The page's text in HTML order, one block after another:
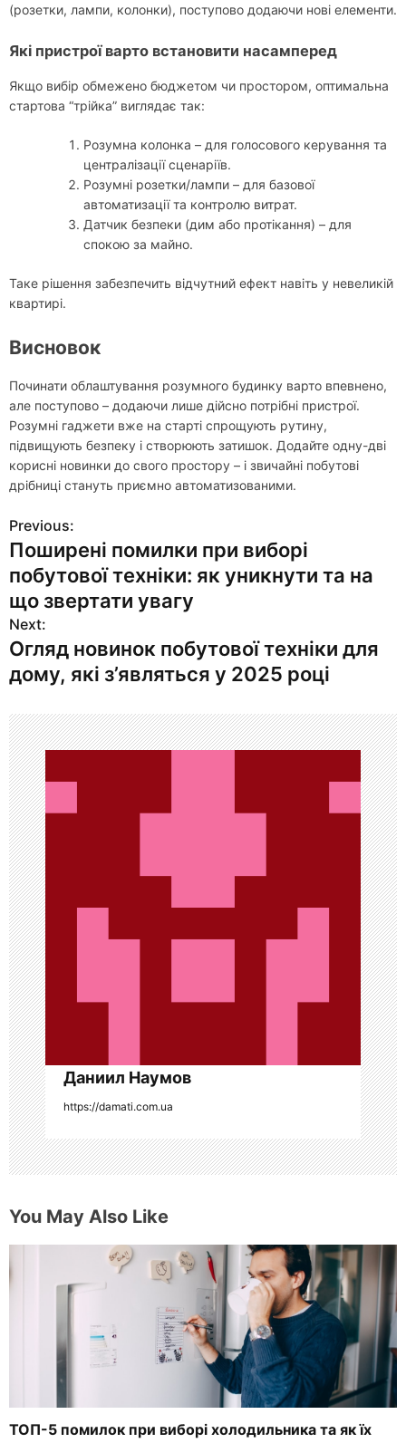
(розетки, лампи, колонки), поступово додаючи нові елементи.
Які пристрої варто встановити насамперед
Якщо вибір обмежено бюджетом чи простором, оптимальна
стартова “трійка” виглядає так:
Розумна колонка – для голосового керування та
централізації сценаріїв.
Розумні розетки/лампи – для базової
автоматизації та контролю витрат.
Датчик безпеки (дим або протікання) – для
спокою за майно.
Таке рішення забезпечить відчутний ефект навіть у невеликій
квартирі.
Висновок
Починати облаштування розумного будинку варто впевнено,
але поступово – додаючи лише дійсно потрібні пристрої.
Розумні гаджети вже на старті спрощують рутину,
підвищують безпеку і створюють затишок. Додайте одну-дві
корисні новинки до свого простору – і звичайні побутові
дрібниці стануть приємно автоматизованими.
Н
а
в
и
г
ц
и
я
п
о
з
а
п
и
с
я
м
Previous:
Поширені помилки при виборі
побутової техніки: як уникнути та на
що звертати увагу
Next:
Огляд новинок побутової техніки для
дому, які з’являться у 2025 році
Даниил Наумов
https://damati.com.ua
You May Also Like
ТОП-5 помилок при виборі холодильника та як їх